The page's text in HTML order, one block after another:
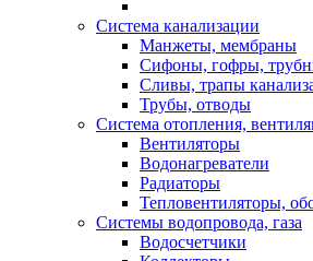
Система канализации
Манжеты, мембраны
Сифоны, гофры,
Сливы, трапы
Трубы, отводы
Система отопления,
Вентиляторы
Водонагреватели
Радиаторы
Тепловентиляторы,
Системы водопровода, газа
Водосчетчики